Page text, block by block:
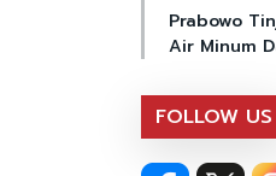
Prabowo
Air Minum
FOLLOW US